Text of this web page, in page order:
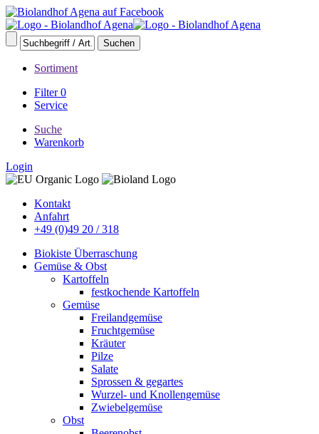
Sortiment
Filter 0
Service
Suche
Warenkorb
Login
Kontakt
Anfahrt
+49 (0)49 20 / 318
Biokiste Überraschung
Gemüse & Obst
Kartoffeln
festkochende Kartoffeln
Gemüse
Freilandgemüse
Fruchtgemüse
Kräuter
Pilze
Salate
Sprossen & gegartes
Wurzel- und Knollengemüse
Zwiebelgemüse
Obst